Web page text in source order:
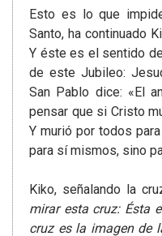
Esto es lo que
Santo, ha continuado
Y éste es el sentido
de este Jubileo:
San Pablo dice: «El
pensar que si Cristo
Y murió por todos
para sí mismos, sino
Kiko, señalando la
mirar esta cruz: Ésta
cruz es la imagen de